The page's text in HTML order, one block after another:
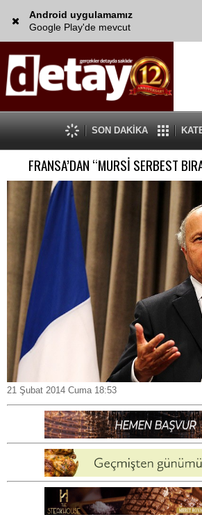
Android uygulamamız
Google Play'de mevcut
SON DAKİKA
FRANSA’DAN “MURSİ SERBEST
21 Şubat 2014 Cuma 18:53